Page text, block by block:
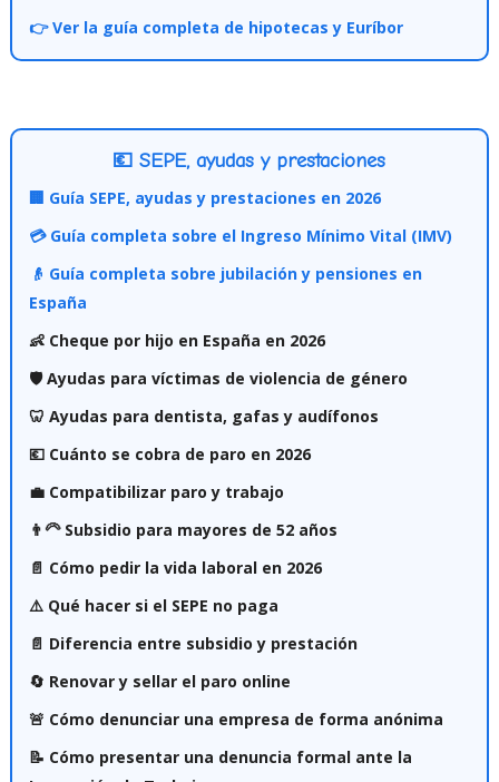
👉 Ver la guía completa de hipotecas y Euríbor
💶 SEPE, ayudas y prestaciones
🏢 Guía SEPE, ayudas y prestaciones en 2026
💳 Guía completa sobre el Ingreso Mínimo Vital (IMV)
👴 Guía completa sobre jubilación y pensiones en
España
👶 Cheque por hijo en España en 2026
🛡️ Ayudas para víctimas de violencia de género
🦷 Ayudas para dentista, gafas y audífonos
💶 Cuánto se cobra de paro en 2026
💼 Compatibilizar paro y trabajo
👨‍🦳 Subsidio para mayores de 52 años
📄 Cómo pedir la vida laboral en 2026
⚠️ Qué hacer si el SEPE no paga
📄 Diferencia entre subsidio y prestación
🔄 Renovar y sellar el paro online
🚨 Cómo denunciar una empresa de forma anónima
📝 Cómo presentar una denuncia formal ante la